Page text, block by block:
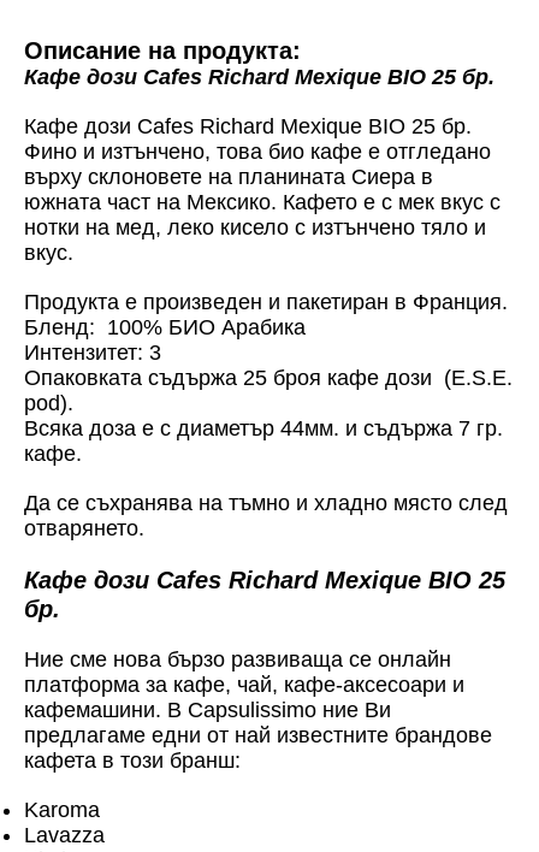
Описание на продукта:
Кафе дози Cafes Richard Mexique BIO 25 бр.
Кафе дози Cafes Richard Mexique BIO 25 бр.
Фино и изтънчено, това био кафе е отгледано
върху склоновете на планината Сиера в
южната част на Мексико. Кафето е с мек вкус с
нотки на мед, леко кисело с изтънчено тяло и
вкус.
Продукта е произведен и пакетиран в Франция.
Бленд: 100% БИО Арабика
Интензитет: 3
Опаковката съдържа 25 броя кафе дози (E.S.E.
pod).
Всяка доза е с диаметър 44мм. и съдържа 7 гр.
кафе.
Да се съхранява на тъмно и хладно място след
отварянето.
Кафе дози Cafes Richard Mexique BIO 25
бр.
Ние сме нова бързо развиваща се онлайн
платформа за кафе, чай, кафе-аксесоари и
кафемашини. В Capsulissimo ние Ви
предлагаме едни от най известните брандове
кафета в този бранш:
Karoma
Lavazza